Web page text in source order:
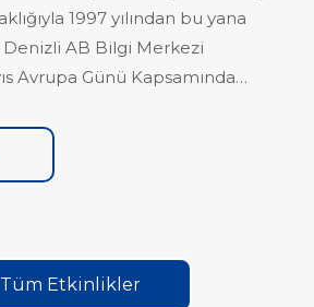
1997 yılından bu yana
AB Bilgi Merkezi
Avrupa Günü Kapsamında
Tüm Etkinlikler